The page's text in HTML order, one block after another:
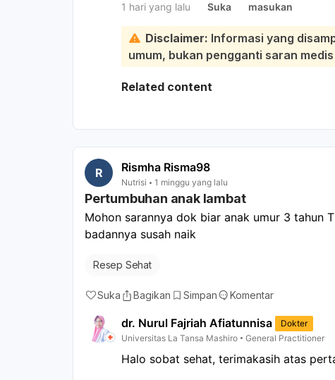
sebaiknya diperiksa langsung:
Kemungkinan penyebabnya antara
terjepit, masalah pada tulang
stroke/TIA, atau efek obat tertentu.
berat, atau disertai kebas, nyeri hebat,
1 hari yang lalu Suka masukan
Disclaimer: Informasi yang
umum, bukan pengganti saran
Related content
R Rismha Risma98
Nutrisi 1 minggu yang lalu
Pertumbuhan anak lambat
Mohon sarannya dok biar anak umur 3 tahun
badannya susah naik
Resep Sehat
Suka Bagikan Simpan Komentar
dr. Nurul Fajriah Afiatunnisa
Dokter
Universitas La Tansa Mashiro
General Practitioner
Halo sobat sehat, terimakasih atas